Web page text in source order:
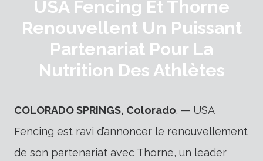
USA Fencing Et Thorne
Renouvellent Un Puissant
Partenariat Pour La
Nutrition Des Athlètes
COLORADO SPRINGS, Colorado. — USA
Fencing est ravi d’annoncer le renouvellement
de son partenariat avec Thorne, un leader